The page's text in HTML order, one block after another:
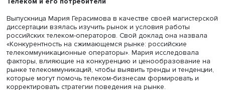
западных странах усилилось явление самоцензуры
покупателей, которые старались избегать инвестиций в
произведения российских художников.
К 2019 году индекс снова упал, что можно связать с
пандемии COVID-19 и замедлением мировой
целом. Однако уже в 2021 году рынок адаптировался
условиям и восстановился до уровня 2015–2017 годов.
Согласно математической модели Арины Огурцовой, в